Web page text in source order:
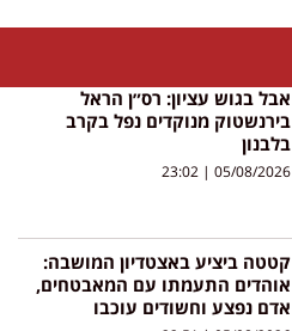
אבל בגוש עציון: רס״ן הראל
בירנשטוק מנוקדים נפל בקרב
בלבנון
05/08/2026
קטטה ביציע באצטדיון המושבה:
אוהדים התעמתו עם המאבטחים,
אדם נפצע וחשודים עוכבו